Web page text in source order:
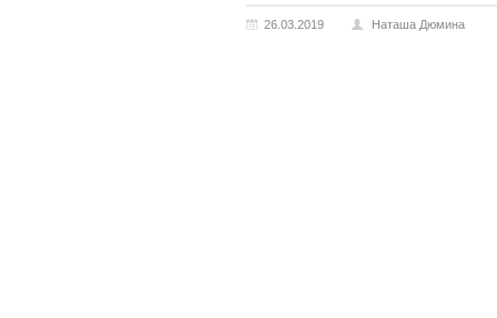
26.03.2019 Наташа Дюмина